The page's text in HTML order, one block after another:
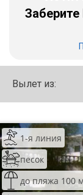
Вылет из:
1-я линия
песок
до пляжа 100
Шри Ланка
Хайнань
Северный Гоа
Южный Гоа
Занзибар
Абхазия